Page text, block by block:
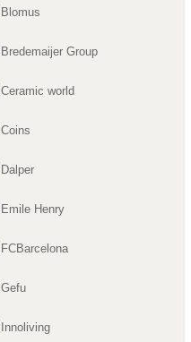
Blomus
Bredemaijer Group
Ceramic world
Coins
Dalper
Emile Henry
FCBarcelona
Gefu
Innoliving